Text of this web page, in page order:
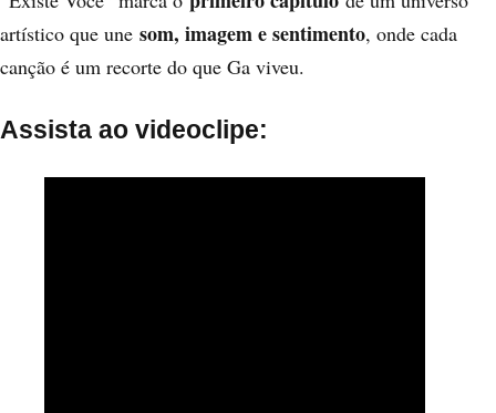
artístico que une som, imagem e sentimento, onde cada
canção é um recorte do que Ga viveu.
Assista ao videoclipe: